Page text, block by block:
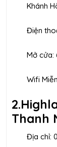
Khánh
Điện
Mở cửa:
Wifi
Thanh
Địa chỉ: